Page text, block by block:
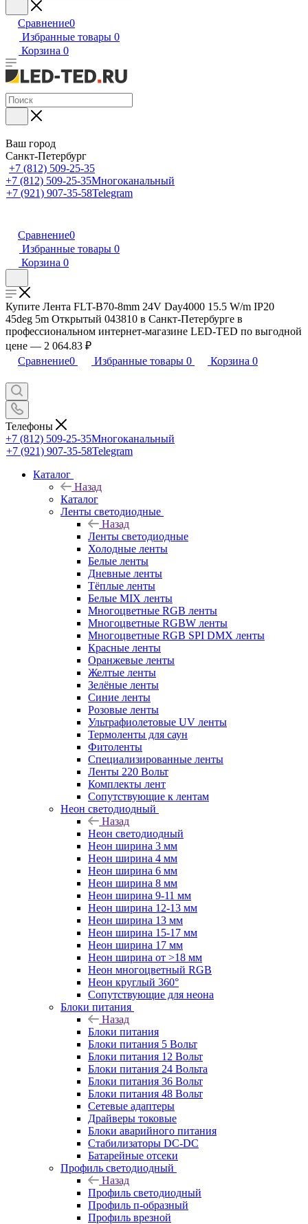
Сравнение0
Избранные товары 0
Корзина 0
Ваш город
Санкт-Петербург
+7 (812) 509-25-35
+7 (812) 509-25-35Многоканальный
+7 (921) 907-35-58Telegram
Сравнение0
Избранные товары 0
Корзина 0
Купите Лента FLT-B70-8mm 24V Day4000 15.5 W/m IP20
45deg 5m Открытый 043810 в Санкт-Петербурге в
профессиональном интернет-магазине LED-TED по выгодной
цене — 2 064.83 ₽
Сравнение0 Избранные товары 0 Корзина 0
Телефоны
+7 (812) 509-25-35Многоканальный
+7 (921) 907-35-58Telegram
Каталог
Назад
Каталог
Ленты светодиодные
Назад
Ленты светодиодные
Холодные ленты
Белые ленты
Дневные ленты
Тёплые ленты
Белые MIX ленты
Многоцветные RGB ленты
Многоцветные RGBW ленты
Многоцветные RGB SPI DMX ленты
Красные ленты
Оранжевые ленты
Желтые ленты
Зелёные ленты
Синие ленты
Розовые ленты
Ультрафиолетовые UV ленты
Термоленты для саун
Фитоленты
Специализированные ленты
Ленты 220 Вольт
Комплекты лент
Сопутствующие к лентам
Неон светодиодный
Назад
Неон светодиодный
Неон ширина 3 мм
Неон ширина 4 мм
Неон ширина 6 мм
Неон ширина 8 мм
Неон ширина 9-11 мм
Неон ширина 12-13 мм
Неон ширина 13 мм
Неон ширина 15-17 мм
Неон ширина 17 мм
Неон ширина от >18 мм
Неон многоцветный RGB
Неон круглый 360°
Сопутствующие для неона
Блоки питания
Назад
Блоки питания
Блоки питания 5 Вольт
Блоки питания 12 Вольт
Блоки питания 24 Вольта
Блоки питания 36 Вольт
Блоки питания 48 Вольт
Сетевые адаптеры
Драйверы токовые
Блоки аварийного питания
Стабилизаторы DC-DC
Батарейные отсеки
Профиль светодиодный
Назад
Профиль светодиодный
Профиль п-образный
Профиль врезной